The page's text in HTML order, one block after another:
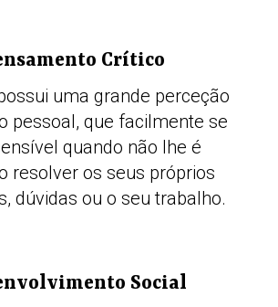
Crítico
uma grande perceção
pessoal, que facilmente se
quando não lhe é
resolver os seus próprios
dúvidas ou o seu trabalho.
Social